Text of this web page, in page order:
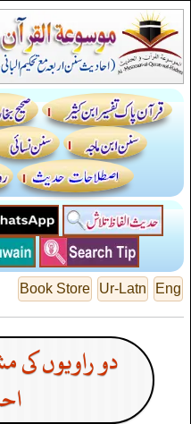
Eng
Ur-Latn
Book Store
دو راویوں کی